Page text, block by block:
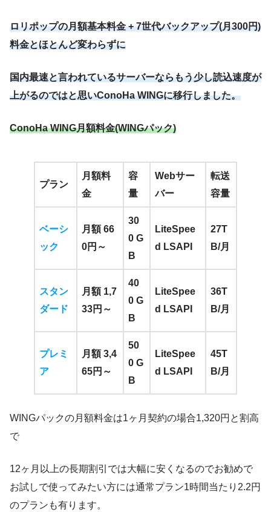
ロリポップの月額基本料金 + 7世代バックアップ(月300円)
料金とほとんど変わらずに
国内最速と言われているサーバーならもう少し読込速度が
上がるのではと思いConoHa WINGに移行しました。
ConoHa WING月額料金(WINGパック)
プラン
月額料
金
容
量
Webサー
バー
転送
容量
ベーシ
ック
月額 66
0円～
30
0 G
B
LiteSpee
d LSAPI
27T
B/月
スタン
ダード
月額 1,7
33円～
40
0 G
B
LiteSpee
d LSAPI
36T
B/月
プレミ
ア
月額 3,4
65円～
50
0 G
B
LiteSpee
d LSAPI
45T
B/月
WINGパックの月額料金は1ヶ月契約の場合1,320円と割高
で
12ヶ月以上の長期割引では大幅に安くなるのでお勧めで
お試しで使ってみたい方には通常プラン1時間当たり2.2円
のプランも有ります。